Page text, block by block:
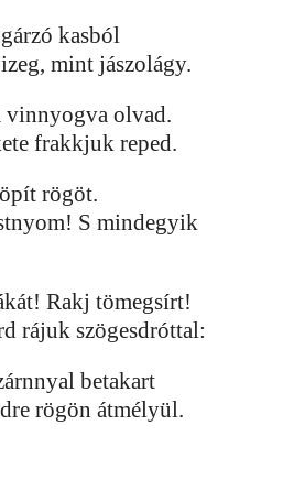
kasból
mint jászolágy.
vinnyogva olvad.
frakkjuk reped.
rögöt.
S mindegyik
Rakj tömegsírt!
rájuk szögesdróttal:
betakart
rögön átmélyül.